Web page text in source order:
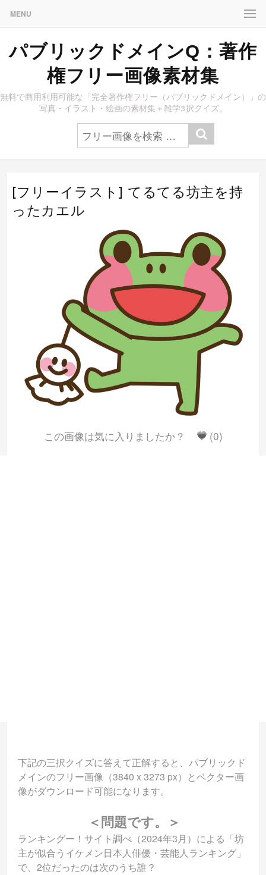
MENU
パブリックドメインQ：著作
権フリー画像素材集
無料で商用利用可能な「完全著作権フリー（パブリックドメイン）」の
写真・イラスト・絵画の素材集＋雑学3択クイズ。
[フリーイラスト] てるてる坊主を持
ったカエル
この画像は気に入りましたか？ (0)
下記の三択クイズに答えて正解すると、パブリックド
メインのフリー画像（3840 x 3273 px）とベクター画
像がダウンロード可能になります。
＜問題です。＞
ランキングー！サイト調べ（2024年3月）による「坊
主が似合うイケメン日本人俳優・芸能人ランキング」
で、2位だったのは次のうち誰？